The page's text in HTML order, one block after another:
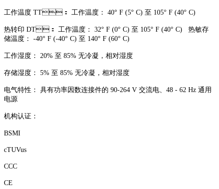
工作温度 TT： 工作温度： 40° F (5° C) 至 105° F (40° C)
热转印 DT： 工作温度： 32° F (0° C) 至 105° F (40° C) 热敏存
储温度： -40° F (-40° C) 至 140° F (60° C)
工作湿度： 20% 至 85% 无冷凝，相对湿度
存储湿度： 5% 至 85% 无冷凝，相对湿度
电气特性： 具有功率因数连接件的 90-264 V 交流电、48 - 62 Hz 通用
电源
机构认证：
BSMI
cTUVus
CCC
CE